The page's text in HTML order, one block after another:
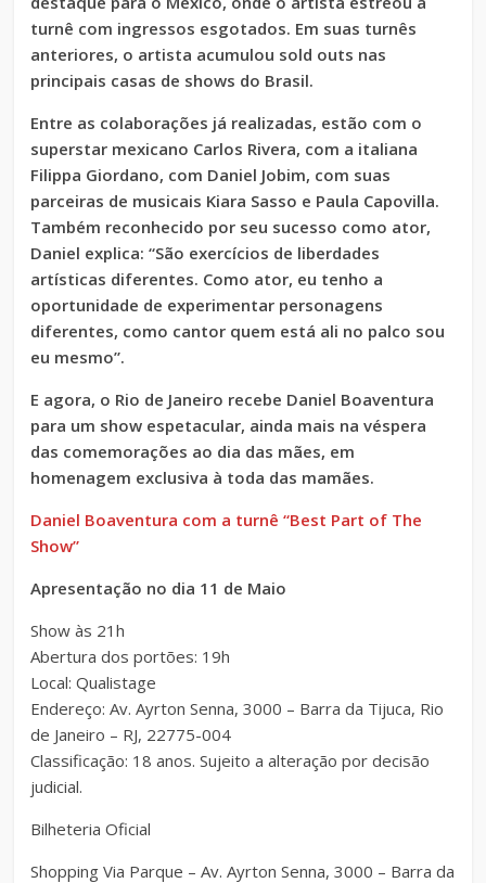
turnê com ingressos esgotados. Em suas turnês
anteriores, o artista acumulou sold outs nas
principais casas de shows do Brasil.
Entre as colaborações já realizadas, estão com o
superstar mexicano Carlos Rivera, com a italiana
Filippa Giordano, com Daniel Jobim, com suas
parceiras de musicais Kiara Sasso e Paula Capovilla.
Também reconhecido por seu sucesso como ator,
Daniel explica: “São exercícios de liberdades
artísticas diferentes. Como ator, eu tenho a
oportunidade de experimentar personagens
diferentes, como cantor quem está ali no palco sou
eu mesmo”.
E agora, o Rio de Janeiro recebe Daniel Boaventura
para um show espetacular, ainda mais na véspera
das comemorações ao dia das mães, em
homenagem exclusiva à toda das mamães.
Daniel Boaventura com a turnê “Best Part of The
Show”
Apresentação no dia 11 de Maio
Show às 21h
Abertura dos portões: 19h
Local: Qualistage
Endereço: Av. Ayrton Senna, 3000 – Barra da Tijuca, Rio
de Janeiro – RJ, 22775-004
Classificação: 18 anos. Sujeito a alteração por decisão
judicial.
Bilheteria Oficial
Shopping Via Parque – Av. Ayrton Senna, 3000 – Barra da